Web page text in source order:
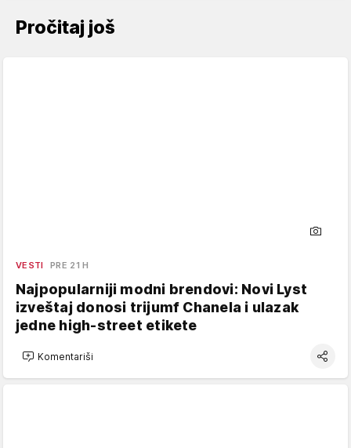
Pročitaj još
VESTI PRE 21 H
Najpopularniji modni brendovi: Novi Lyst
izveštaj donosi trijumf Chanela i ulazak
jedne high-street etikete
Komentariši